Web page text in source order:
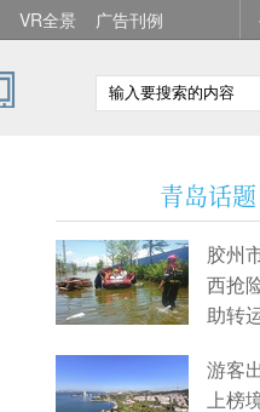
VR全景 广告刊例
青岛话题
胶州
西抢
助转
游客
上榜